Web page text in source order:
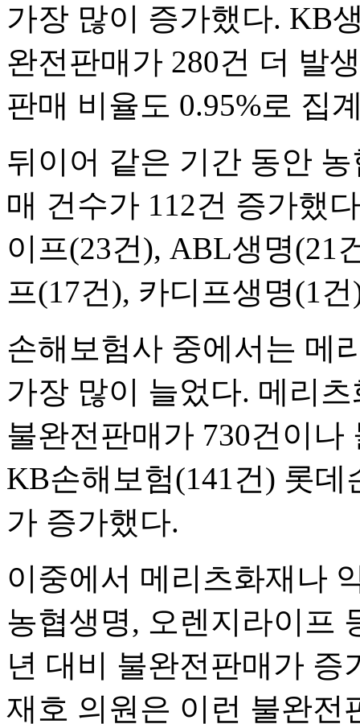
가장 많이 증가했다. KB
완전판매가 280건 더 발
판매 비율도 0.95%로 집
뒤이어 같은 기간 동안
매 건수가 112건 증가했
이프(23건), ABL생명(21
프(17건), 카디프생명(1
손해보험사 중에서는 메
가장 많이 늘었다. 메리
불완전판매가 730건이나
KB손해보험(141건) 롯
가 증가했다.
이중에서 메리츠화재나
농협생명, 오렌지라이프
년 대비 불완전판매가 증
재호 의원은 이런 불완전